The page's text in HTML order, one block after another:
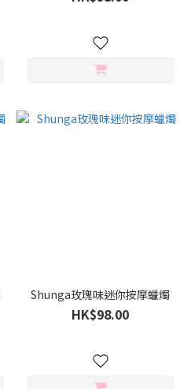
Shunga玫瑰味迷你按摩蠟燭
HK$98.00